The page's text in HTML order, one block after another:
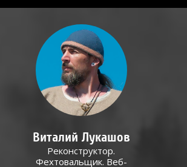
Виталий Лукашов
Реконструктор.
Фехтовальщик. Веб-